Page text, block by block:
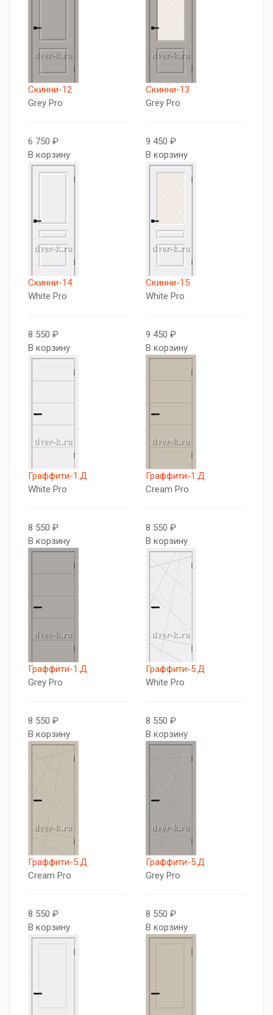
Скинни-12
Grey Pro
6 750 ₽
В корзину
Скинни-13
Grey Pro
9 450 ₽
В корзину
Скинни-14
White Pro
8 550 ₽
В корзину
Скинни-15
White Pro
9 450 ₽
В корзину
Граффити-1.Д
White Pro
8 550 ₽
В корзину
Граффити-1.Д
Cream Pro
8 550 ₽
В корзину
Граффити-1.Д
Grey Pro
8 550 ₽
В корзину
Граффити-5.Д
White Pro
8 550 ₽
В корзину
Граффити-5.Д
Cream Pro
8 550 ₽
В корзину
Граффити-5.Д
Grey Pro
8 550 ₽
В корзину